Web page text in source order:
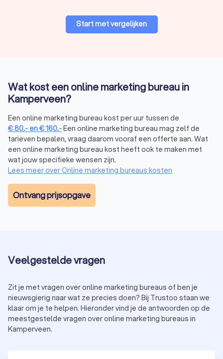
Start met vergelijken
Wat kost een online marketing bureau in
Kamperveen?
Een online marketing bureau kost per uur tussen de
€80,- en€160,-Een online marketing bureau mag zelf de
tarieven bepalen, vraag daarom vooraf een offerte aan. Wat
een online marketing bureau kost heeft ook te maken met
wat jouw specifieke wensen zijn.
Lees meer over Online marketing bureaus kosten
Ontvang prijsopgave
Veelgestelde vragen
Zit je met vragen over online marketing bureaus of ben je
nieuwsgierig naar wat ze precies doen? Bij Trustoo staan we
klaar om je te helpen. Hieronder vind je de antwoorden op de
meestgestelde vragen over online marketing bureaus in
Kamperveen.